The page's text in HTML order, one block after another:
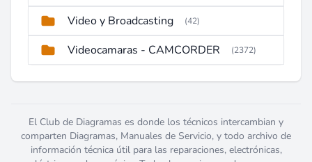
Video y Broadcasting (42)
Videocamaras - CAMCORDER (2372)
El Club de Diagramas es donde los técnicos intercambian y
comparten Diagramas, Manuales de Servicio, y todo archivo de
información técnica útil para las reparaciones, electrónicas,